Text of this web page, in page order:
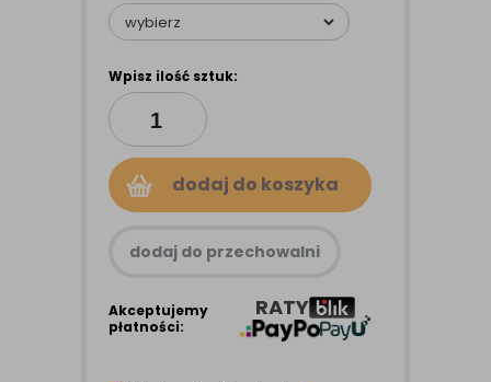
Wpisz ilość sztuk:
dodaj do koszyka
dodaj do przechowalni
Akceptujemy
płatności:
RATY